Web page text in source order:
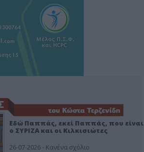
Εδώ Παππάς, εκεί Παππάς, που είναι
ο ΣΥΡΙΖΑ και οι Κιλκισιώτες
26-07-2026 - Κανένα σχόλιο